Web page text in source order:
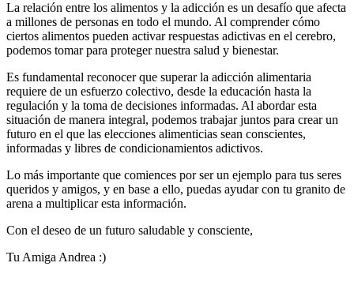
La relación entre los alimentos y la adicción es un desafío que afecta
a millones de personas en todo el mundo. Al comprender cómo
ciertos alimentos pueden activar respuestas adictivas en el cerebro,
podemos tomar para proteger nuestra salud y bienestar.
Es fundamental reconocer que superar la adicción alimentaria
requiere de un esfuerzo colectivo, desde la educación hasta la
regulación y la toma de decisiones informadas. Al abordar esta
situación de manera integral, podemos trabajar juntos para crear un
futuro en el que las elecciones alimenticias sean conscientes,
informadas y libres de condicionamientos adictivos.
Lo más importante que comiences por ser un ejemplo para tus seres
queridos y amigos, y en base a ello, puedas ayudar con tu granito de
arena a multiplicar esta información.
Con el deseo de un futuro saludable y consciente,
Tu Amiga Andrea :)